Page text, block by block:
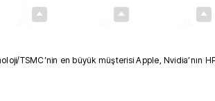
/TSMC’nin en büyük müşterisi Apple, Nvidia’nın